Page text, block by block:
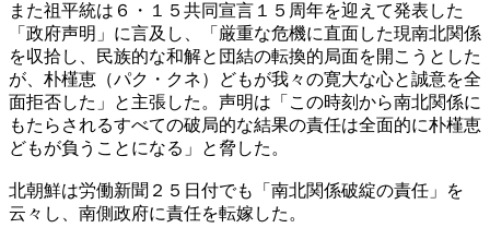
また祖平統は６・１５共同宣言１５周年を迎えて発表した
「政府声明」に言及し、「厳重な危機に直面した現南北関係
を収拾し、民族的な和解と団結の転換的局面を開こうとした
が、朴槿恵（パク・クネ）どもが我々の寛大な心と誠意を全
面拒否した」と主張した。声明は「この時刻から南北関係に
もたらされるすべての破局的な結果の責任は全面的に朴槿恵
どもが負うことになる」と脅した。
北朝鮮は労働新聞２５日付でも「南北関係破綻の責任」を
云々し、南側政府に責任を転嫁した。